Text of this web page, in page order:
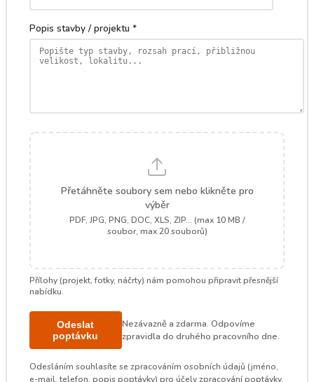
Popis stavby / projektu *
Přetáhněte soubory sem nebo klikněte pro
výběr
PDF, JPG, PNG, DOC, XLS, ZIP... (max 10 MB /
soubor, max 20 souborů)
Přílohy (projekt, fotky, náčrty) nám pomohou připravit přesnější
nabídku.
Odeslat
poptávku
Nezávazně a zdarma. Odpovíme
zpravidla do druhého pracovního dne.
Odesláním souhlasíte se zpracováním osobních údajů (jméno,
e-mail, telefon, popis poptávky) pro účely zpracování poptávky.